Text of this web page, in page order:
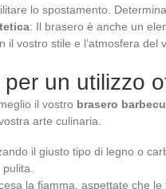
lo spostamento.
: Il brasero è anche un
il vostro stile e l’atmosfera del
per un utilizzo
il vostro brasero
arte culinaria.
il giusto tipo di legno o
la fiamma, aspettate che